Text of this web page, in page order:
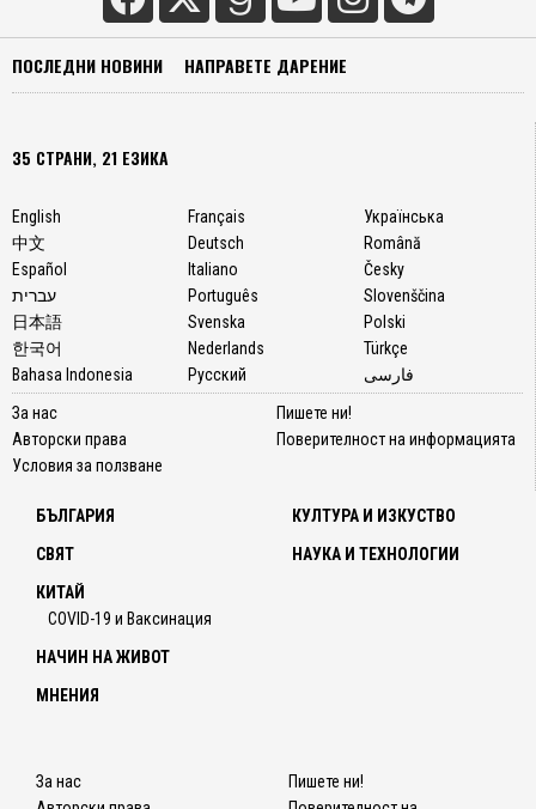
ПОСЛЕДНИ НОВИНИ НАПРАВЕТЕ ДАРЕНИЕ
35 СТРАНИ, 21 ЕЗИКА
English
中文
Español
עברית
日本語
한국어
Bahasa Indonesia
Français
Deutsch
Italiano
Português
Svenska
Nederlands
Русский
Українська
Română
Česky
Slovenščina
Polski
Türkçe
فارسی
За нас
Авторски права
Условия за ползване
Пишете ни!
Поверителност на информацията
БЪЛГАРИЯ
СВЯТ
КИТАЙ
COVID-19 и Ваксинация
КУЛТУРА И ИЗКУСТВО
НАУКА И ТЕХНОЛОГИИ
НАЧИН НА ЖИВОТ
МНЕНИЯ
За нас
Пишете ни!